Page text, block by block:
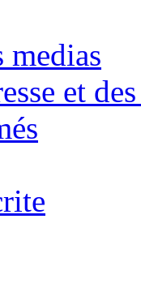
medias
et